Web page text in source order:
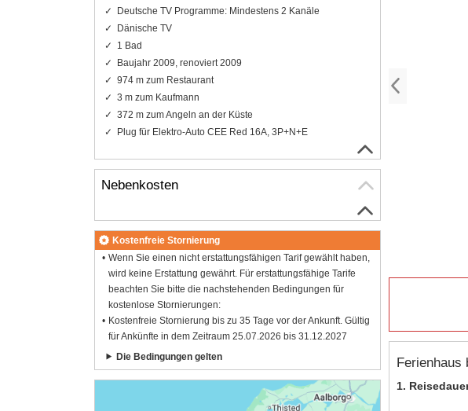
Ferienhaus
1.
Deutsche TV Programme: Mindestens 2 Kanäle
Dänische TV
1 Bad
Baujahr 2009, renoviert 2009
974 m zum Restaurant
3 m zum Kaufmann
372 m zum Angeln an der Küste
Plug für Elektro-Auto CEE Red 16A, 3P+N+E
Nebenkosten
Kostenfreie Stornierung
Wenn Sie einen nicht erstattungsfähigen Tarif gewählt haben,
wird keine Erstattung gewährt. Für erstattungsfähige Tarife
beachten Sie bitte die nachstehenden Bedingungen für
kostenlose Stornierungen:
Kostenfreie Stornierung bis zu 35 Tage vor der Ankunft. Gültig
für Ankünfte in dem Zeitraum 25.07.2026 bis 31.12.2027
Die Bedingungen gelten